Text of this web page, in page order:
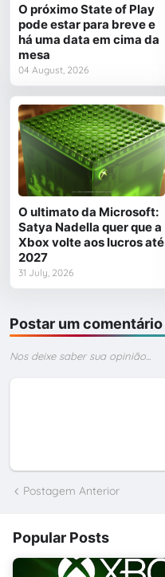
O próximo State of Play
pode estar para breve e
há uma data em cima da
mesa
04 August, 2026
O ultimato da Microsoft:
Satya Nadella quer que a
Xbox volte aos lucros até
2027
31 July, 2026
Postar um comentário
Nos deixe saber sua opinião...
Postagem Anterior
Popular Posts